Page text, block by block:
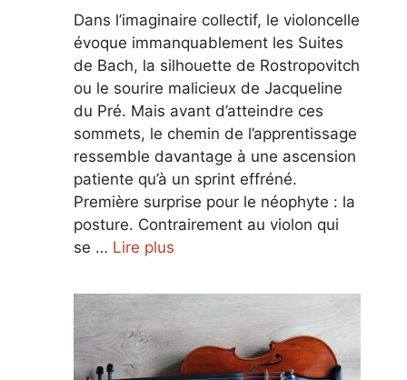
Dans l’imaginaire collectif, le violoncelle
évoque immanquablement les Suites
de Bach, la silhouette de Rostropovitch
ou le sourire malicieux de Jacqueline
du Pré. Mais avant d’atteindre ces
sommets, le chemin de l’apprentissage
ressemble davantage à une ascension
patiente qu’à un sprint effréné.
Première surprise pour le néophyte : la
posture. Contrairement au violon qui
se … Lire plus